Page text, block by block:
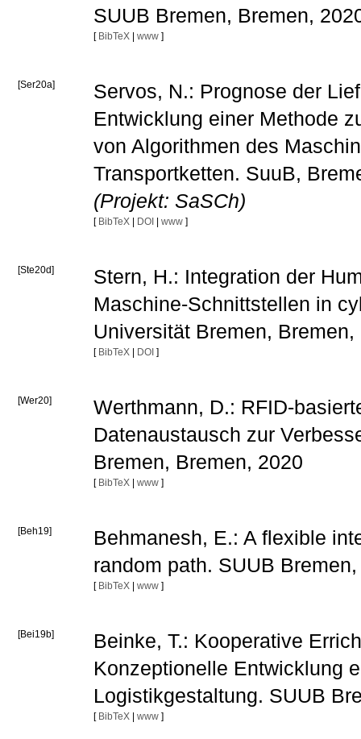
SUUB Bremen, Bremen,
[ BibTeX| www ]
[Ser20a]
Servos, N.: Prognose der
Entwicklung einer Methode
von Algorithmen des
Transportketten. SuuB,
(Projekt: SaSCh)
[ BibTeX| DOI www ]
[Ste20d]
Stern, H.: Integration der
Maschine-Schnittstellen in
Universität Bremen,
[ BibTeX| DOI ]
[Wer20]
Werthmann, D.: RFID-
Datenaustausch zur
Bremen, Bremen, 2020
[ BibTeX| www ]
[Beh19]
Behmanesh, E.: A flexible
random path. SUUB
[ BibTeX| www ]
[Bei19b]
Beinke, T.: Kooperative
Konzeptionelle Entwicklung
Logistikgestaltung. SUUB
[ BibTeX| www ]